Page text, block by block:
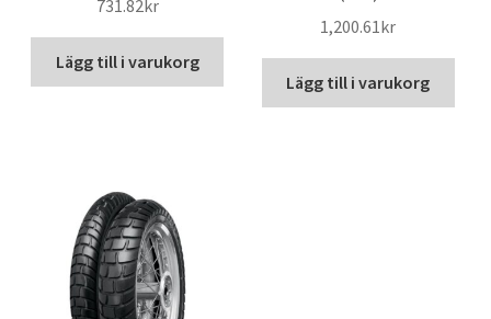
731.82kr
Lägg till i varukorg
1,200.61kr
Lägg till i varukorg